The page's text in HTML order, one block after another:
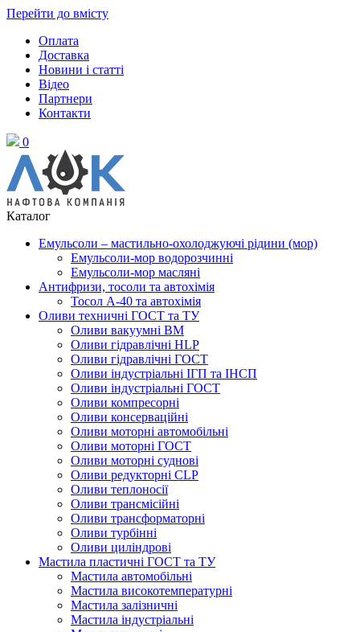
Перейти до вмісту
Оплата
Доставка
Новини і статті
Відео
Партнери
Контакти
0
Каталог
Емульсоли – мастильно-охолоджуючі рідини (мор)
Емульсоли-мор водорозчинні
Емульсоли-мор масляні
Антифризи, тосоли та автохімія
Тосол А-40 та автохімія
Оливи техничні ГОСТ та ТУ
Оливи вакуумні ВМ
Оливи гідравлічні HLP
Оливи гідравлічні ГОСТ
Оливи індустріальні ІГП та ІНСП
Оливи індустріальні ГОСТ
Оливи компресорні
Оливи консерваційні
Оливи моторні автомобільні
Оливи моторні ГОСТ
Оливи моторні суднові
Оливи редукторні CLP
Оливи теплоносії
Оливи трансмісійні
Оливи трансформаторні
Оливи турбінні
Оливи циліндрові
Мастила пластичні ГОСТ та ТУ
Мастила автомобільні
Мастила високотемпературні
Мастила залізничні
Мастила індустріальні